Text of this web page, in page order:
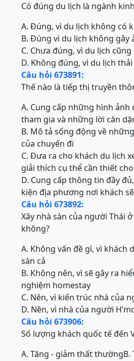
Có đúng du lịch là ngành
A. Đúng, vì du lịch không có
B. Đúng vì du lịch không
C. Chưa đúng, vì du lịch
D. Không đúng, vì du lịch
Câu hỏi 673891:
Thế nào là tiếp thị truyền
A. Cung cấp những hình
tham gia và những lời căn
B. Mô tả sống động về
của chuyến đi
C. Đưa ra cho khách du lịch
giải thích cụ thể cần thiết
D. Cung cấp thông tin đầy
kiện địa phương nơi khách
Câu hỏi 673892:
Xây nhà sàn của người Thái
không?
A. Không vấn đề gì, vì
sàn cả
B. Không nên, vì sẽ gây ra
nghiệm homestay
C. Nên, vì kiến trúc nhà của
D. Nên, vì nhà của người
Câu hỏi 673906:
Số lượng khách quốc tế đến
A. Tăng - giảm thất thườngB.